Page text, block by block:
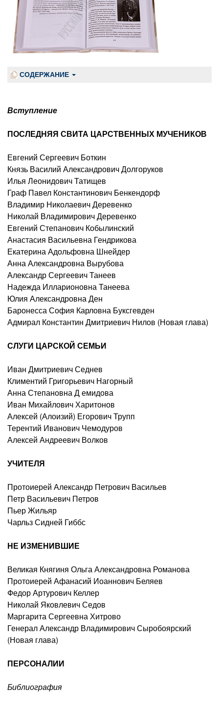
СОДЕРЖАНИЕ
Вступление
ПОСЛЕДНЯЯ СВИТА ЦАРСТВЕННЫХ МУЧЕНИКОВ
Евгений Сергеевич Боткин
Князь Василий Александрович Долгоруков
Илья Леонидович Татищев
Граф Павел Константинович Бенкендорф
Владимир Николаевич Деревенко
Николай Владимирович Деревенко
Евгений Степанович Кобылинский
Анастасия Васильевна Гендрикова
Екатерина Адольфовна Шнейдер
Анна Александровна Вырубова
Александр Сергеевич Танеев
Надежда Илларионовна Танеева
Юлия Александровна Ден
Баронесса София Карловна Буксгевден
Адмирал Константин Дмитриевич Нилов (Новая глава)
СЛУГИ ЦАРСКОЙ СЕМЬИ
Иван Дмитриевич Седнев
Климентий Григорьевич Нагорный
Анна Степановна Д емидова
Иван Михайлович Харитонов
Алексей (Алоизий) Егорович Трупп
Терентий Иванович Чемодуров
Алексей Андреевич Волков
УЧИТЕЛЯ
Протоиерей Александр Петрович Васильев
Петр Васильевич Петров
Пьер Жильяр
Чарльз Сидней Гиббс
НЕ ИЗМЕНИВШИЕ
Великая Княгиня Ольга Александровна Романова
Протоиерей Афанасий Иоаннович Беляев
Федор Артурович Келлер
Николай Яковлевич Седов
Маргарита Сергеевна Хитрово
Генерал Александр Владимирович Сыробоярский
(Новая глава)
ПЕРСОНАЛИИ
Библиография